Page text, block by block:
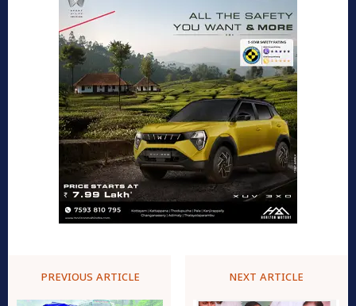
PREVIOUS ARTICLE NEXT ARTICLE